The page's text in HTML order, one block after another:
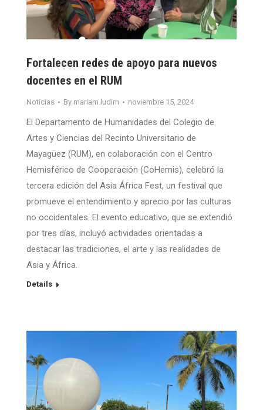
Fortalecen redes de apoyo para nuevos
docentes en el RUM
Noticias By mariam.ludim noviembre 15, 2024
El Departamento de Humanidades del Colegio de
Artes y Ciencias del Recinto Universitario de
Mayagüez (RUM), en colaboración con el Centro
Hemisférico de Cooperación (CoHemis), celebró la
tercera edición del Asia África Fest, un festival que
promueve el entendimiento y aprecio por las culturas
no occidentales. El evento educativo, que se extendió
por tres días, incluyó actividades orientadas a
destacar las tradiciones, el arte y las realidades de
Asia y África.
Details